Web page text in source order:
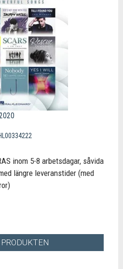
inom 5-8 arbetsdagar, såvida
längre leveranstider (med